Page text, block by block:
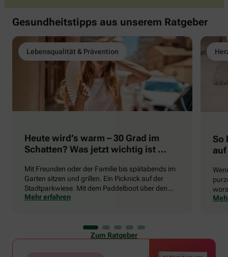
Gesundheitstipps aus unserem Ratgeber
Lebensqualität & Prävention
Heute wird’s warm – 30 Grad im
Schatten? Was jetzt wichtig ist …
Mit Freunden oder der Familie bis spätabends im
Garten sitzen und grillen. Ein Picknick auf der
Stadtparkwiese. Mit dem Paddelboot über den
See gleiten oder eine Radtour durch die blühende
er uns auch ganz schön zu schaffen. Wenn die
Temperaturen tagsüber auf mehr als 30 Grad
Mehr erfahren
So
die
Zum Ratgeber